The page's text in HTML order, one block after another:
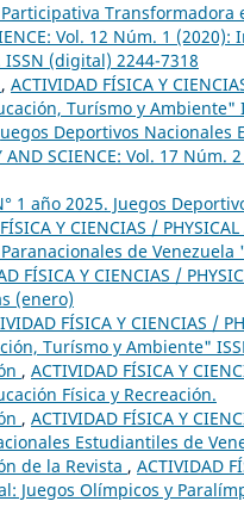
Transformadora
Vol. 12 Núm. 1
(digital) 2244-7318
, ACTIVIDAD FÍSICA Y
Turísmo y Ambiente"
Deportivos
AND SCIENCE: Vol. 17
1 año 2025. Juegos
Y CIENCIAS /
de
FÍSICA Y CIENCIAS /
(enero)
FÍSICA Y CIENCIAS /
Turísmo y Ambiente"
, ACTIVIDAD FÍSICA Y
Física y Recreación.
, ACTIVIDAD FÍSICA Y
Estudiantiles de
de la Revista , ACTIVIDAD
Juegos Olímpicos y